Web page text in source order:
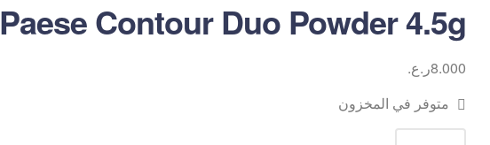
ولكِ
Paese Contour Duo Powder 4.5g
8.000ر.ع.
متوفر في المخزون